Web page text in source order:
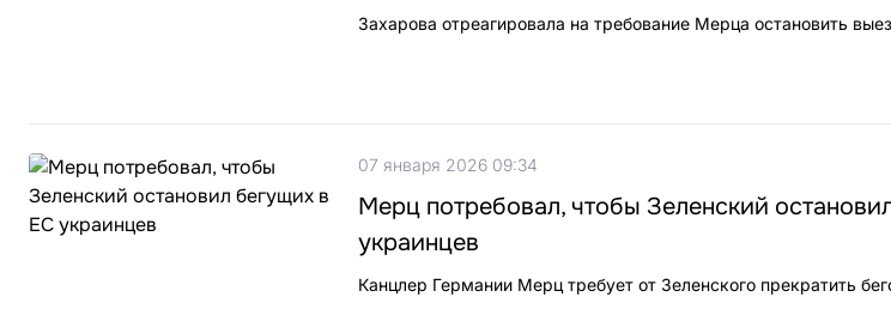
Захарова отреагировала на требование Мерца остановить
07 января 2026 09:34
Мерц потребовал, чтобы Зеленский
украинцев
Канцлер Германии Мерц требует от Зеленского прекратить